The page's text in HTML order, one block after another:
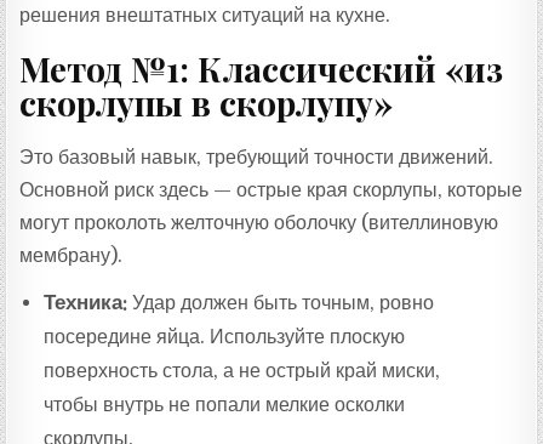
решения внештатных ситуаций на кухне.
Метод №1: Классический «из
скорлупы в скорлупу»
Это базовый навык, требующий точности движений.
Основной риск здесь — острые края скорлупы, которые
могут проколоть желточную оболочку (вителлиновую
мембрану).
Техника: Удар должен быть точным, ровно
посередине яйца. Используйте плоскую
поверхность стола, а не острый край миски,
чтобы внутрь не попали мелкие осколки
скорлупы.